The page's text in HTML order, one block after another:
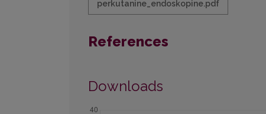
perkutanine_endoskopine.pdf
References
Downloads